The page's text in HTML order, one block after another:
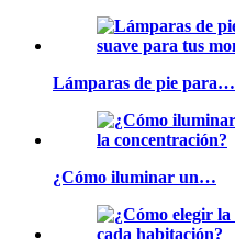
Lámparas de pie para…
¿Cómo iluminar un…